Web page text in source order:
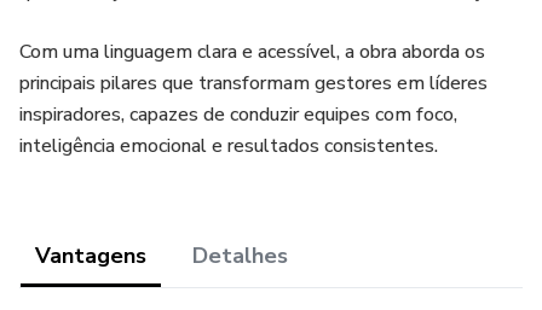
Com uma linguagem clara e acessível, a obra aborda os
principais pilares que transformam gestores em líderes
inspiradores, capazes de conduzir equipes com foco,
inteligência emocional e resultados consistentes.
Vantagens Detalhes